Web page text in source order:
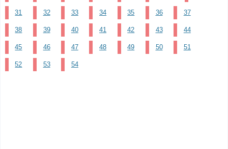
31 32 33 34 35 36 37
38 39 40 41 42 43 44
45 46 47 48 49 50 51
52 53 54